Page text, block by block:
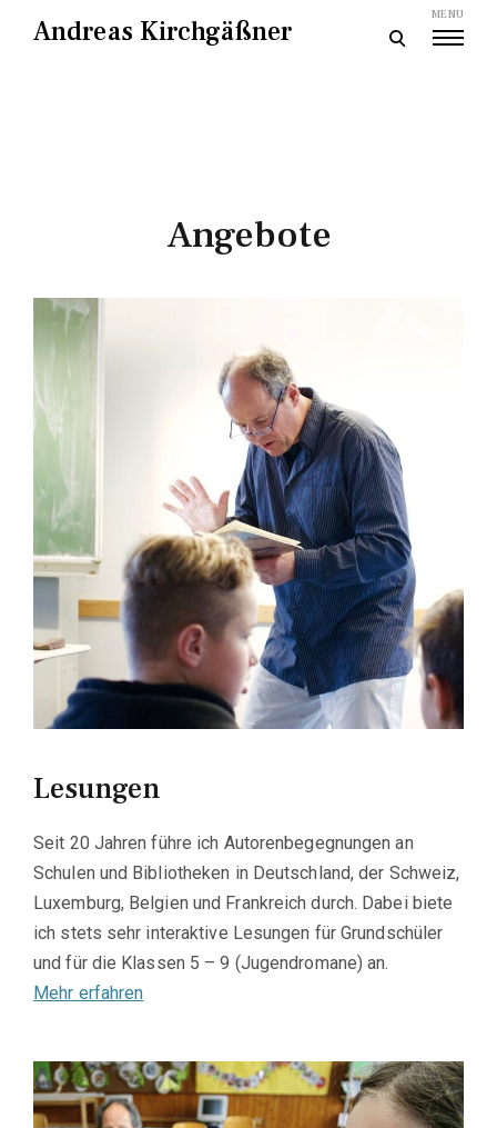
Andreas Kirchgäßner
open
MENU
Angebote
Lesungen
Seit 20 Jahren führe ich Autorenbegegnungen an
Schulen und Bibliotheken in Deutschland, der Schweiz,
Luxemburg, Belgien und Frankreich durch. Dabei biete
ich stets sehr interaktive Lesungen für Grundschüler
und für die Klassen 5 – 9 (Jugendromane) an.
Mehr erfahren